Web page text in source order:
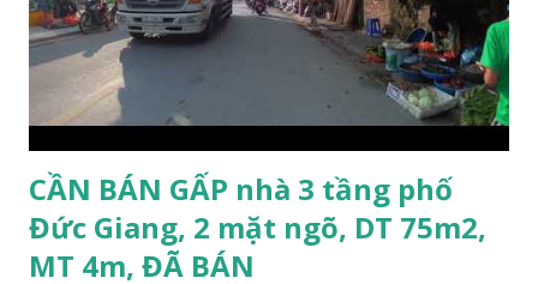
cuối ngõ 206 Cổ Linh khoảng 50m; * Cách mặt đường Cổ
Linh khoảng 150m; * Cách siêu thị Aeon Mall Long Biên
khoảng 200m; * Cách chân cầu Vĩnh Tuy khoảng 300m; *
Cách Trường Tiểu học Đoàn Kết, Trường cấ...
CẦN BÁN GẤP nhà 3 tầng phố
Đức Giang, 2 mặt ngõ, DT 75m2,
MT 4m, ĐÃ BÁN